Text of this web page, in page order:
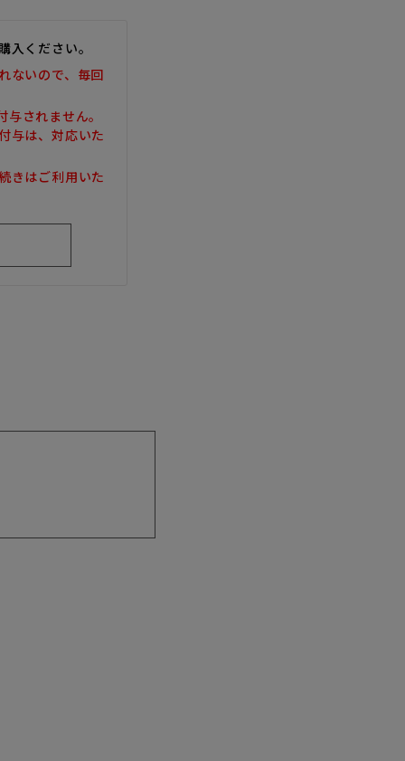
入ください。
ないので、毎回
されません。
与は、対応いた
きはご利用いた